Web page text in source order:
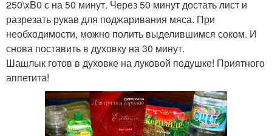
250\xB0 с на 50 минут. Через 50 минут достать лист и
разрезать рукав для поджаривания мяса. При
необходимости, можно полить выделившимся соком. И
снова поставить в духовку на 30 минут.
Шашлык готов в духовке на луковой подушке! Приятного
аппетита!